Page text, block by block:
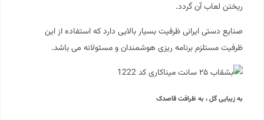
ریختن لعاب آن گردد.
صنایع دستی ایرانی ظرفیت بسیار بالایی دارد که استفاده از این
ظرفیت مستلزم برنامه ریزی هوشمندان و مسئولانه می باشد.
به زیبایی گل ، به ظرافت قاصدک